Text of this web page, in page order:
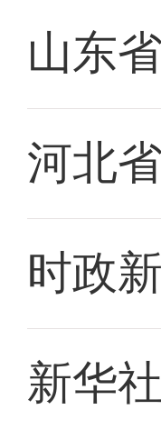
山东
河北
时政
新华